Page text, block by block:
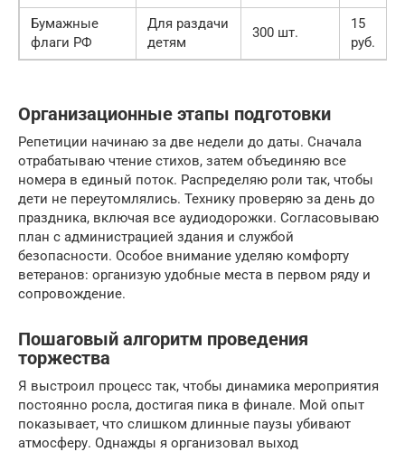
Бумажные
флаги РФ
Для раздачи
детям
300 шт.
15
руб.
Организационные этапы подготовки
Репетиции начинаю за две недели до даты. Сначала
отрабатываю чтение стихов, затем объединяю все
номера в единый поток. Распределяю роли так, чтобы
дети не переутомлялись. Технику проверяю за день до
праздника, включая все аудиодорожки. Согласовываю
план с администрацией здания и службой
безопасности. Особое внимание уделяю комфорту
ветеранов: организую удобные места в первом ряду и
сопровождение.
Пошаговый алгоритм проведения
торжества
Я выстроил процесс так, чтобы динамика мероприятия
постоянно росла, достигая пика в финале. Мой опыт
показывает, что слишком длинные паузы убивают
атмосферу. Однажды я организовал выход